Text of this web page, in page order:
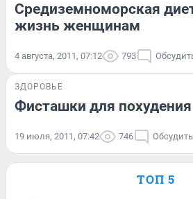
Средиземноморская
жизнь женщинам
4 августа, 2011, 07:12 793
ЗДОРОВЬЕ
Фисташки для похудения
19 июля, 2011, 07:42 746 Обсудить
ТОП 5